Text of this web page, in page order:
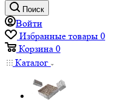
Поиск
Войти
Избранные товары 0
Корзина 0
Каталог